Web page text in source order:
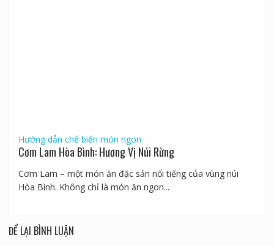
Hướng dẫn chế biến món ngon
Cơm Lam Hòa Bình: Hương Vị Núi Rừng
Hòa Bình. Không chỉ là món ăn ngon...